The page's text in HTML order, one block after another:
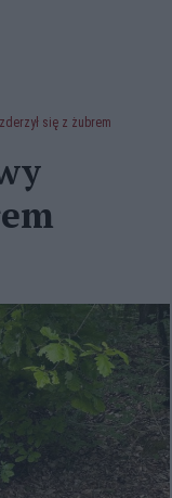
się z żubrem